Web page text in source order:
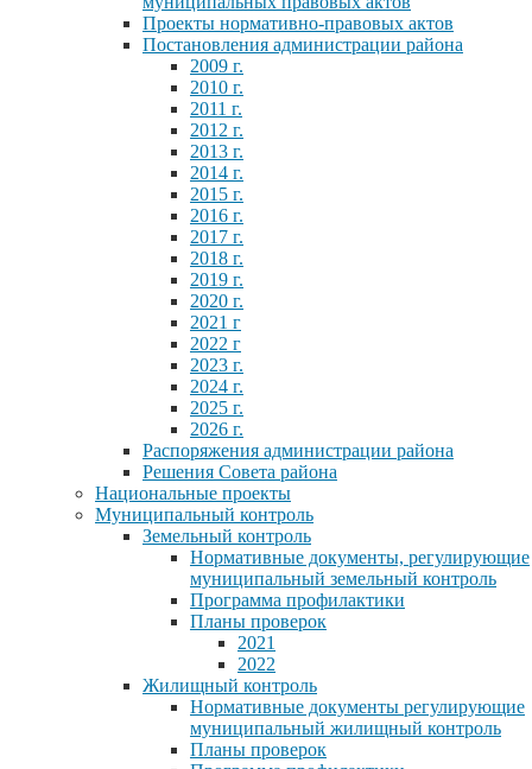
Проекты нормативно-правовых актов
Постановления администрации района
2009 г.
2010 г.
2011 г.
2012 г.
2013 г.
2014 г.
2015 г.
2016 г.
2017 г.
2018 г.
2019 г.
2020 г.
2021 г
2022 г
2023 г.
2024 г.
2025 г.
2026 г.
Распоряжения администрации района
Решения Совета района
Национальные проекты
Муниципальный контроль
Земельный контроль
Нормативные документы, регулирующие
муниципальный земельный контроль
Программа профилактики
Планы проверок
2021
2022
Жилищный контроль
Нормативные документы регулирующие
муниципальный жилищный контроль
Планы проверок